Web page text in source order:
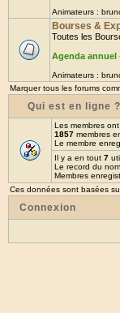
Animateurs :
Bourses &
Toutes les
Agenda annuel
Animateurs :
Marquer tous les forums
Qui est en ligne ?
Les membres
1857 membres
Le membre
Il y a en tout 7
Le record du
Membres
Ces données sont basées
Connexion